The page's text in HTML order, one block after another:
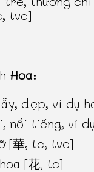
tvc]
Hoa:
đẹp, ví dụ
nổi tiếng, ví
[華, tc, tvc]
[花, tc]